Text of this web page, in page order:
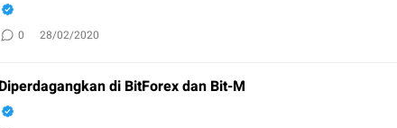
0 28/02/2020
di BitForex dan Bit-M